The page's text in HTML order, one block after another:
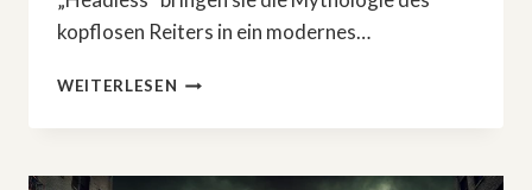
kopflosen Reiters in ein modernes…
WEITERLESEN »HEADLESS«:
DES
REITERS